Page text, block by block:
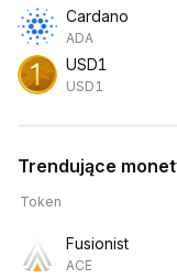
Cardano
ADA
USD1
USD1
Trendujące
Token
Fusionist
ACE